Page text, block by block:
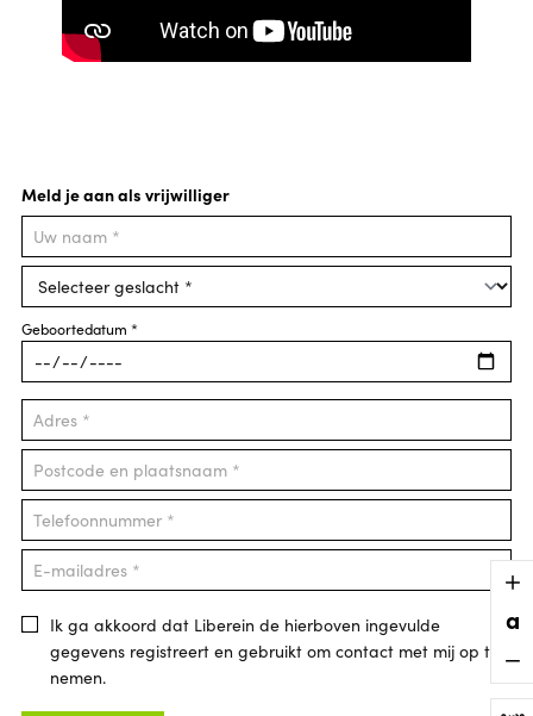
a
Meld je aan als vrijwilliger
Geboortedatum *
Ik ga akkoord dat Liberein de hierboven ingevulde
gegevens registreert en gebruikt om contact met mij op te
nemen.